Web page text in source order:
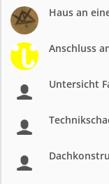
Haus an
Anschluss
Untersicht